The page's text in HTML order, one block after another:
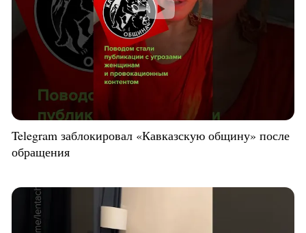
Telegram заблокировал «Кавказскую общину» после
обращения